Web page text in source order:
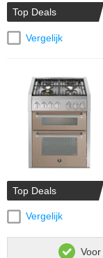
Top Deals
Vergelijk
Top Deals
Vergelijk
Voor